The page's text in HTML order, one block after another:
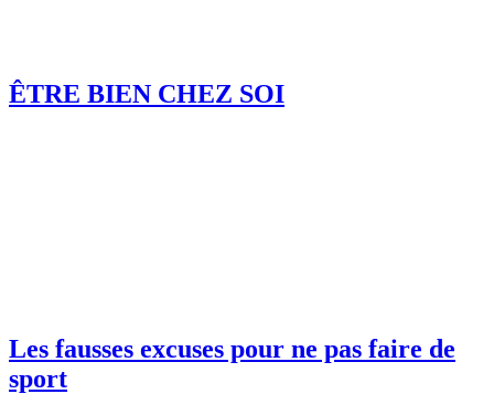
ÊTRE BIEN CHEZ SOI
Les fausses excuses pour ne pas faire de
sport